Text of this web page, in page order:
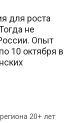
для роста
не
Опыт
10 октября в
20+ лет